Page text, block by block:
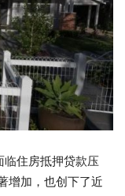
住房抵押贷款压
增加，也创下了近